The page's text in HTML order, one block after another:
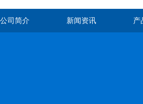
公司简介 新闻资讯 产